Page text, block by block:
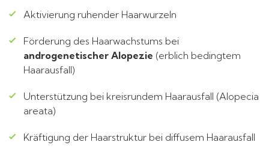
Aktivierung ruhender Haarwurzeln
Förderung des Haarwachstums bei
androgenetischer Alopezie (erblich bedingtem
Haarausfall)
Unterstützung bei kreisrundem Haarausfall (Alopecia
areata)
Kräftigung der Haarstruktur bei diffusem Haarausfall